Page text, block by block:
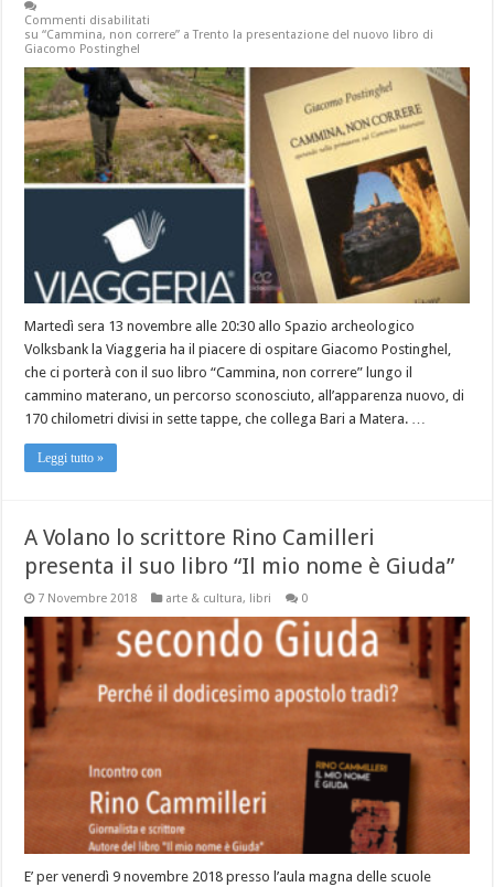
Commenti disabilitati
su “Cammina, non correre” a Trento la presentazione del nuovo libro di
Giacomo Postinghel
Martedì sera 13 novembre alle 20:30 allo Spazio archeologico
Volksbank la Viaggeria ha il piacere di ospitare Giacomo Postinghel,
che ci porterà con il suo libro “Cammina, non correre” lungo il
cammino materano, un percorso sconosciuto, all’apparenza nuovo, di
170 chilometri divisi in sette tappe, che collega Bari a Matera. …
Leggi tutto »
A Volano lo scrittore Rino Camilleri
presenta il suo libro “Il mio nome è Giuda”
7 Novembre 2018 arte & cultura, libri 0
E’ per venerdì 9 novembre 2018 presso l’aula magna delle scuole